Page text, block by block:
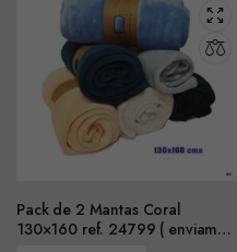
Pack de 2 Mantas Coral
130×160 ref. 24799 ( enviamos